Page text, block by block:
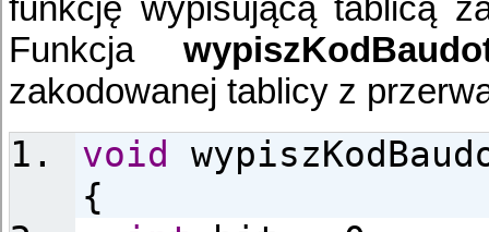
funkcję wypisującą tablicą
Funkcja
zakodowanej tablicy z
void
{